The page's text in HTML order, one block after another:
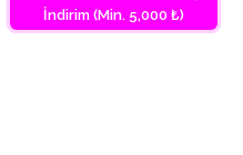
İndirim (Min. 5,000 ₺)